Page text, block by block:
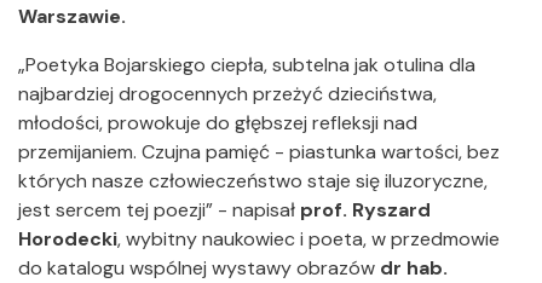
Warszawie.
„Poetyka Bojarskiego ciepła, subtelna jak otulina dla
najbardziej drogocennych przeżyć dzieciństwa,
młodości, prowokuje do głębszej refleksji nad
przemijaniem. Czujna pamięć - piastunka wartości, bez
których nasze człowieczeństwo staje się iluzoryczne,
jest sercem tej poezji” - napisał prof. Ryszard
Horodecki, wybitny naukowiec i poeta, w przedmowie
do katalogu wspólnej wystawy obrazów dr hab.